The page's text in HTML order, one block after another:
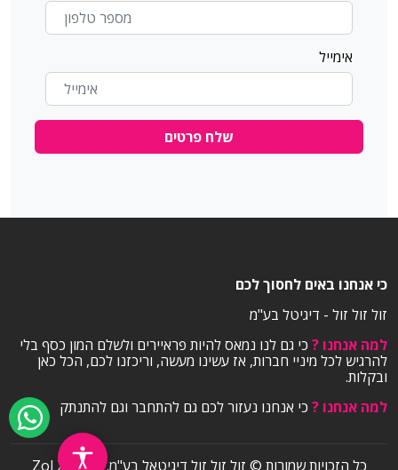
אימייל
שלח פרטים
כי אנחנו באים לחסוך לכם
זול זול זול - דיגיטל בע"מ
למה אנחנו ? כי גם לנו נמאס להיות פראיירים ולשלם המון כסף בלי
להרגיש לכל מיניי חברות, אז עשינו מעשה, וריכזנו לכם, הכל כאן
ובקלות.
למה אנחנו ? כי אנחנו נעזור לכם גם להתחבר וגם להתנתק
כל הזכויות שמורות © זול זול זול דיגיטאל בע"מ. Zol Zol Zol
הדגשת קישורים גופן דיסלקציה
סמן גדול
עצור אנימציות סרגל קריאה